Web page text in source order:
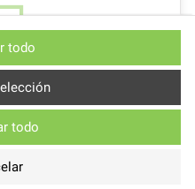
Si
todo
todo